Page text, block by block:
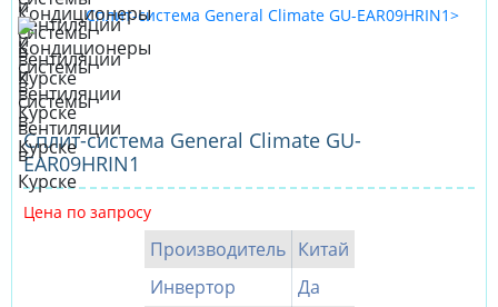
Сплит-система General Climate GU-
EAR09HRIN1
Цена по запросу
Производитель Китай
Инвертор
Да